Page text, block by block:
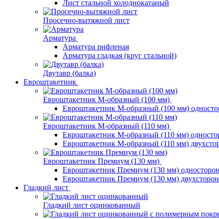
Лист стальной холоднокатаный
Просечно-вытяжной лист
Арматура
Арматура рифленая
Арматура гладкая (круг стальной)
Двутавр (балка)
Евроштакетник
Евроштакетник М-образный (100 мм)
Евроштакетник М-образный (100 мм)
Евроштакетник М-образный (110 мм)
Евроштакетник М-образный (110 мм)
Евроштакетник М-образный (110 мм)
Евроштакетник Премиум (130 мм)
Евроштакетник Премиум (130 мм)
Евроштакетник Премиум (130 мм)
Гладкий лист
Гладкий лист оцинкованный